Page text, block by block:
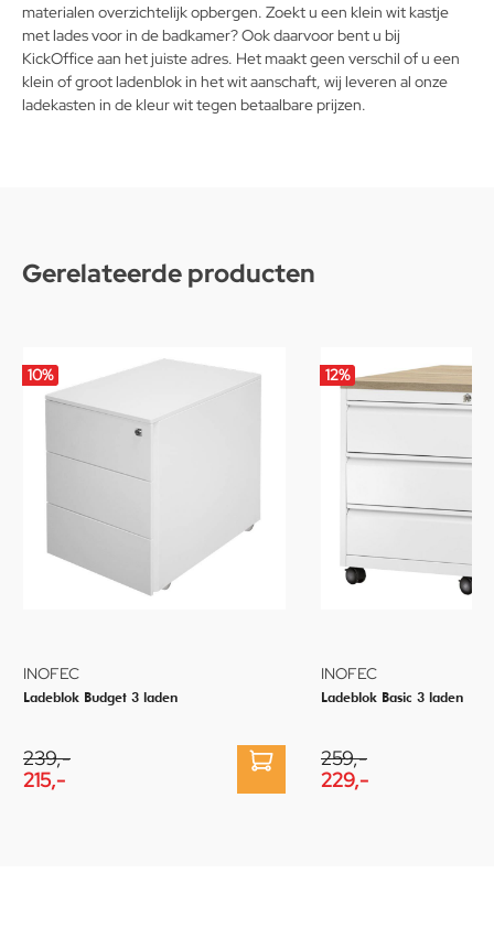
materialen overzichtelijk opbergen. Zoekt u een klein wit kastje
met lades voor in de badkamer? Ook daarvoor bent u bij
KickOffice aan het juiste adres. Het maakt geen verschil of u een
klein of groot ladenblok in het wit aanschaft, wij leveren al onze
ladekasten in de kleur wit tegen betaalbare prijzen.
Gerelateerde producten
10%
INOFEC
Ladeblok Budget 3 laden
239,-
215,-
12%
INOFEC
Ladeblok Basic 3 laden
259,-
229,-